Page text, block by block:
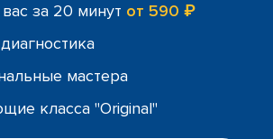
за 20 минут от 590 ₽
мастера
класса "Original"